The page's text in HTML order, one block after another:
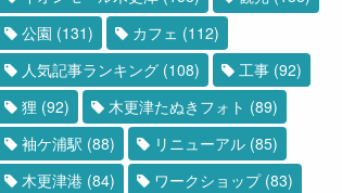
公園 (131) カフェ (112)
人気記事ランキング(108) 工事(92)
狸 (92) 木更津たぬきフォト (89)
袖ケ浦駅 (88) リニューアル(85)
木更津港(84) ワークショップ(83)